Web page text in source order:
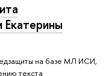
Екатерины
на базе МЛ ИСИ,
текста